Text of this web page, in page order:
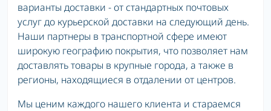
варианты доставки - от стандартных почтовых
услуг до курьерской доставки на следующий день.
Наши партнеры в транспортной сфере имеют
широкую географию покрытия, что позволяет нам
доставлять товары в крупные города, а также в
регионы, находящиеся в отдалении от центров.
Мы ценим каждого нашего клиента и стараемся